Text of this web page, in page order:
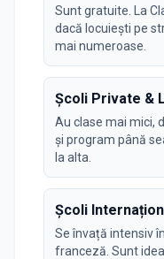
Sunt gratuite. La
dacă locuiești pe
mai numeroase.
Școli Private &
Au clase mai mici,
și program până
la alta.
Școli
Se învață intensiv
franceză. Sunt